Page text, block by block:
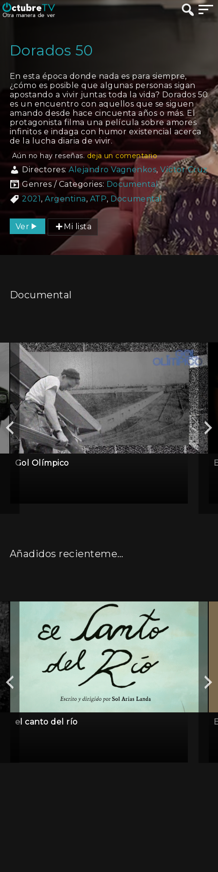
Dorados 50
En esta época donde nada es para siempre,
¿cómo es posible que algunas personas sigan
apostando a vivir juntas toda la vida? Dorados 50
es un encuentro con aquellos que se siguen
amando desde hace cincuenta años o más. El
protagonista filma una película sobre amores
infinitos e indaga con humor existencial acerca
de la lucha diaria de vivir.
Aún no hay reseñas.deja un comentario
Directores:Alejandro Vagnenkos,Víctor Cruz
Genres / Categories: Documental
2021,Argentina, ATP, Documental
Ver Mi lista
Documental
Gol Olímpico
Añadidos recientemente
el canto del río